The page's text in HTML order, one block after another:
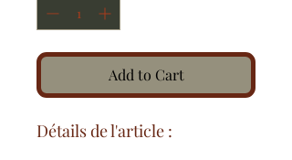
Add to Cart
Détails de l'article :